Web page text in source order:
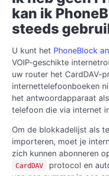
kan ik
steeds
U kunt het PhoneBlock
VOIP-geschikte
uw router het CardDAV-
internettelefoonboeken
het antwoordapparaat
telefoon die via internet
Om de blokkadelijst als
importeren, moet je
zich kunnen abonneren
CardDAV
protocol en